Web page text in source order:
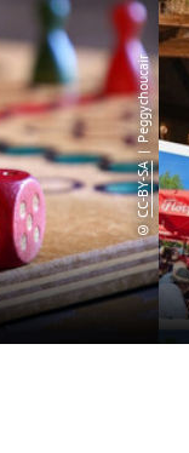
©
CC-BY-SA
| Peggychoucair